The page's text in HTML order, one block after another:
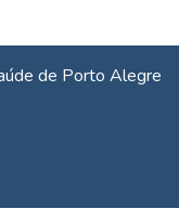
de Porto Alegre